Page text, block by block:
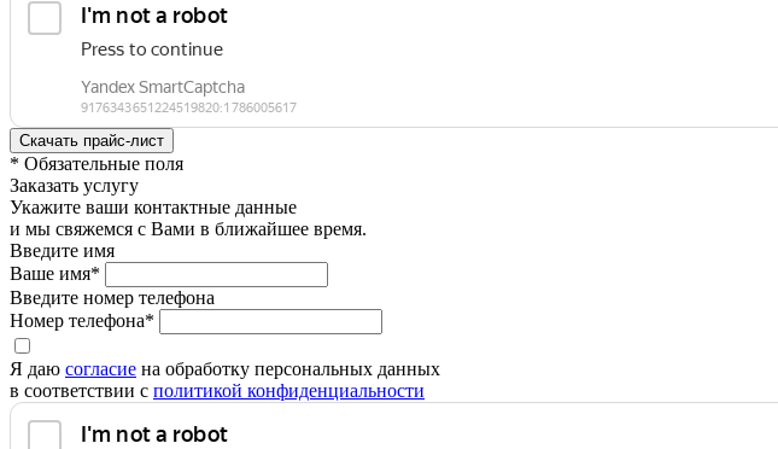
* Обязательные поля
Заказать услугу
Укажите ваши контактные данные
и мы свяжемся с Вами в ближайшее время.
Введите имя
Ваше имя*
Введите номер телефона
Номер телефона*
Я даю согласие на обработку персональных данных
в соответствии с политикой конфиденциальности